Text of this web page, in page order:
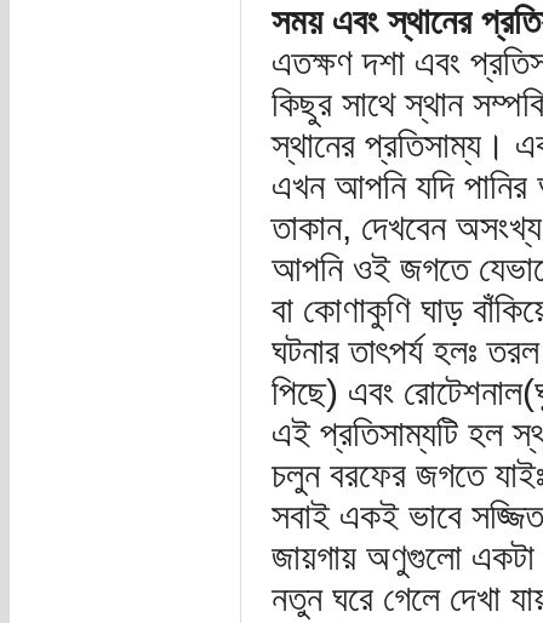
সময় এবং স্থানের
এতক্ষণ দশা এবং
কিছুর সাথে স্থান
স্থানের প্রতিসাম্য।
এখন আপনি যদি পানির
তাকান, দেখবেন
আপনি ওই জগতে
বা কোণাকুণি ঘাড়
ঘটনার তাৎপর্য হলঃ
পিছে) এবং
এই প্রতিসাম্যটি হল
চলুন বরফের জগতে
সবাই একই ভাবে
জায়গায় অণুগুলো একটা
নতুন ঘরে গেলে দেখা